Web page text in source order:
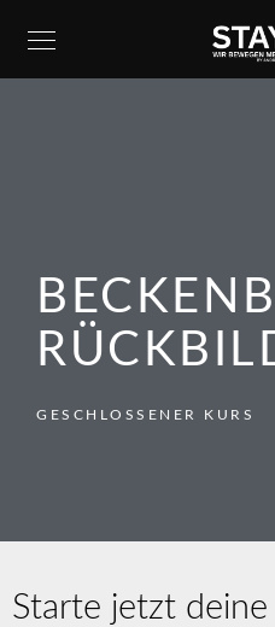
GESCHLOSSENER KURS
Starte jetzt